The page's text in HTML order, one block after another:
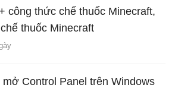
công thức chế thuốc Minecraft,
thuốc Minecraft
mở Control Panel trên Windows